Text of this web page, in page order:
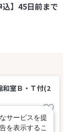
】45日前まで
和室Ｂ・Ｔ付(2
サービスを提
を表示するこ